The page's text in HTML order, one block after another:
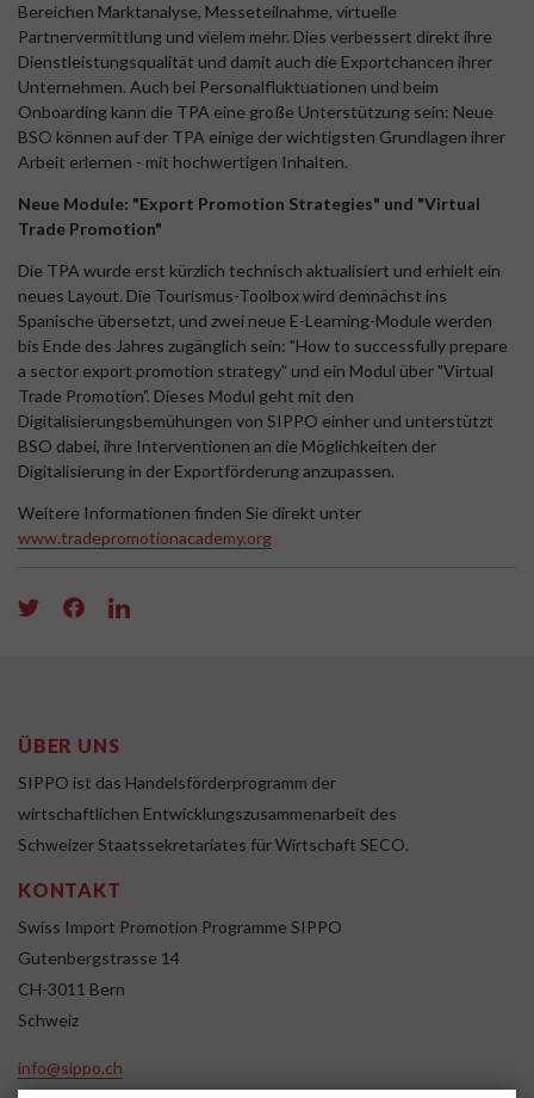
Bereichen Marktanalyse, Messeteilnahme, virtuelle
Partnervermittlung und vielem mehr. Dies verbessert direkt ihre
Dienstleistungsqualität und damit auch die Exportchancen ihrer
Unternehmen. Auch bei Personalfluktuationen und beim
Onboarding kann die TPA eine große Unterstützung sein: Neue
BSO können auf der TPA einige der wichtigsten Grundlagen ihrer
Arbeit erlernen - mit hochwertigen Inhalten.
Neue Module: "Export Promotion Strategies" und "Virtual
Trade Promotion"
Die TPA wurde erst kürzlich technisch aktualisiert und erhielt ein
neues Layout. Die Tourismus-Toolbox wird demnächst ins
Spanische übersetzt, und zwei neue E-Learning-Module werden
bis Ende des Jahres zugänglich sein: "How to successfully prepare
a sector export promotion strategy" und ein Modul über "Virtual
Trade Promotion". Dieses Modul geht mit den
Digitalisierungsbemühungen von SIPPO einher und unterstützt
BSO dabei, ihre Interventionen an die Möglichkeiten der
Digitalisierung in der Exportförderung anzupassen.
Weitere Informationen finden Sie direkt unter
www.tradepromotionacademy.org
ÜBER UNS
SIPPO ist das Handelsförderprogramm der
wirtschaftlichen Entwicklungszusammenarbeit des
Schweizer Staatssekretariates für Wirtschaft SECO.
KONTAKT
Swiss Import Promotion Programme SIPPO
Gutenbergstrasse 14
CH-3011 Bern
Schweiz
info@sippo.ch